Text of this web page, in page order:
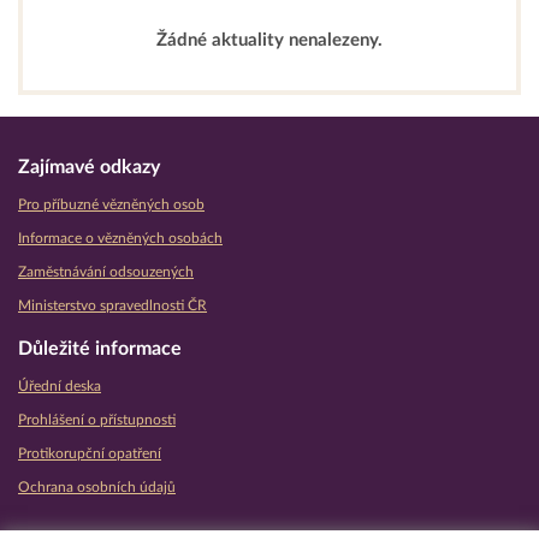
Žádné aktuality nenalezeny.
Zajímavé odkazy
Pro příbuzné vězněných osob
Informace o vězněných osobách
Zaměstnávání odsouzených
Ministerstvo spravedlnosti ČR
Důležité informace
Úřední deska
Prohlášení o přístupnosti
Protikorupční opatření
Ochrana osobních údajů